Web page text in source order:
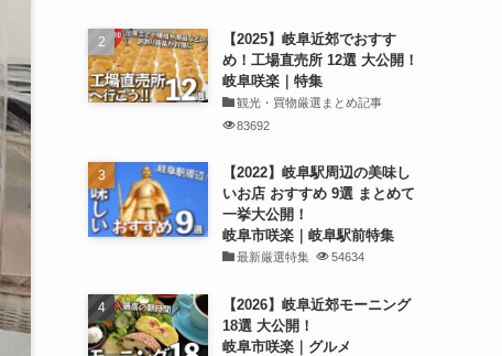
【2025】岐阜近郊でおすす
め！工場直売所 12選 大公開！
岐阜咲楽｜特集
観光・買物厳選まとめ記事
83692
【2022】岐阜駅周辺の美味し
いお店 おすすめ 9選 まとめて
一挙大公開！
岐阜市咲楽｜岐阜駅前特集
最新厳選特集 54634
【2026】岐阜近郊モーニング
18選 大公開！
岐阜市咲楽｜グルメ